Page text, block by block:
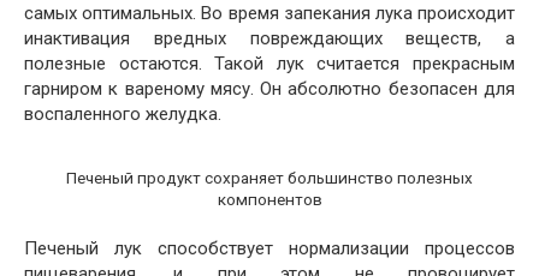
самых оптимальных. Во время запекания лука происходит
инактивация вредных повреждающих веществ, а
полезные остаются. Такой лук считается прекрасным
гарниром к вареному мясу. Он абсолютно безопасен для
воспаленного желудка.
Печеный продукт сохраняет большинство полезных
компонентов
Печеный лук способствует нормализации процессов